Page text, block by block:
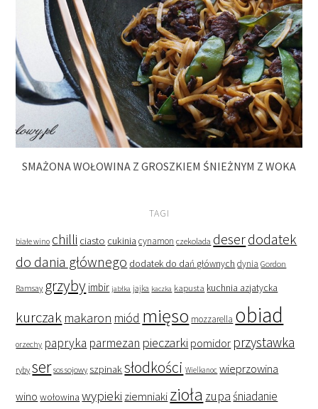
SMAŻONA WOŁOWINA Z GROSZKIEM ŚNIEŻNYM Z WOKA
TAGI
białe wino chilli ciasto cukinia cynamon czekolada deserdodatek
do dania głównego dodatek do dań głównych dynia Gordon
Ramsay grzyby imbir jabłka jajka kaczka kapusta kuchnia azjatycka
kurczak makaron miód mięso mozzarella obiad
orzechy papryka parmezan pieczarki pomidor przystawka
ryby ser sos sojowy szpinaksłodkości Wielkanoc wieprzowina
wino wołowina wypieki ziemniaki zioła zupaśniadanie